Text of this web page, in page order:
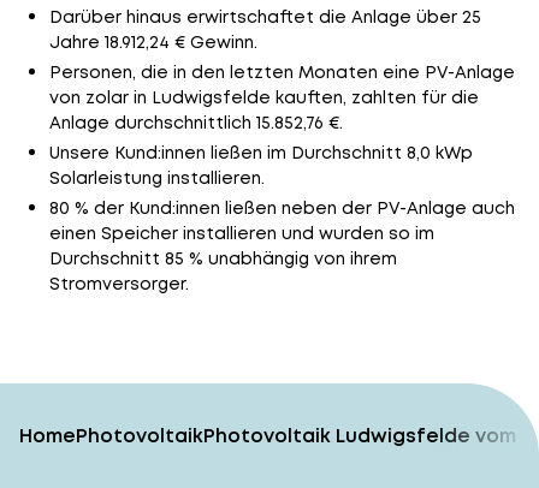
Darüber hinaus erwirtschaftet die Anlage über 25
Jahre 18.912,24 € Gewinn.
Personen, die in den letzten Monaten eine PV-Anlage
von zolar in Ludwigsfelde kauften, zahlten für die
Anlage durchschnittlich 15.852,76 €.
Unsere Kund:innen ließen im Durchschnitt 8,0 kWp
Solarleistung installieren.
80 % der Kund:innen ließen neben der PV-Anlage auch
einen Speicher installieren und wurden so im
Durchschnitt 85 % unabhängig von ihrem
Stromversorger.
HomePhotovoltaikPhotovoltaik Ludwigsfelde vom